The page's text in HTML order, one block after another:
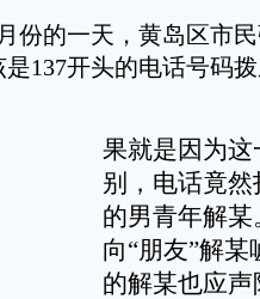
的一天，黄岛区市民
137开头的电话号码
果就是因为
别，电话竟
的男青年解
向“朋友”解
的解某也应